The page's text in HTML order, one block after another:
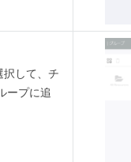
択して、チ
ープに追